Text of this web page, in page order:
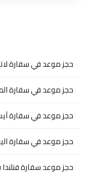
حجز موعد في سفارة
حجز موعد في سفارة
حجز موعد في سفارة
حجز موعد في سفارة
حجز موعد سفارة